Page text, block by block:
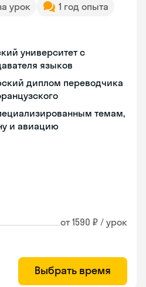
урок
1 год опыта
университет с
языков
диплом переводчика
темам,
и авиацию
от 1590 ₽ / урок
Выбрать время